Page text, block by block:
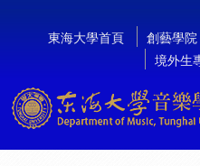
東海大學首頁 創藝學院
境外生